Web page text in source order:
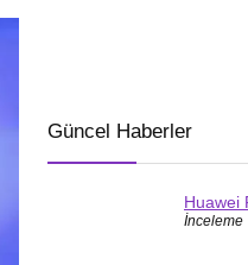
Güncel Haberler
Huawei
İnceleme